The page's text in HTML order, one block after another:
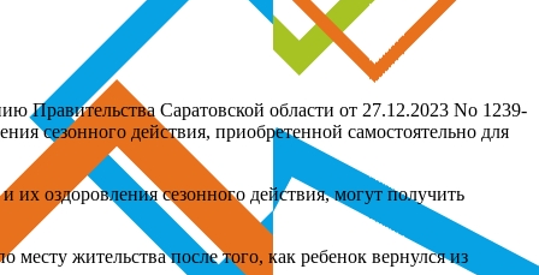
Правительства Саратовской области от 27.12.2023 No 1239-
сезонного действия, приобретенной самостоятельно для
оздоровления сезонного действия, могут получить
жительства после того, как ребенок вернулся из